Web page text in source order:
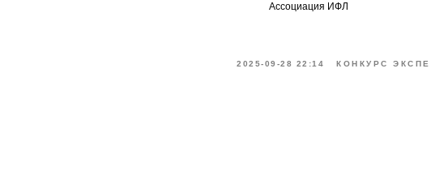
Ассоциация ИФЛ
2025-09-28 22:14 КОНКУРС